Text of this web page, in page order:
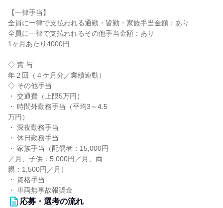
【一律手当】
全員に一律で支払われる通勤・皆勤・家族手当金額：あり
全員に一律で支払われるその他手当金額：あり
1ヶ月あたり4000円
◇ 賞 与
年２回（４ケ月分／業績連動）
◇ その他手当
・ 交通費（上限5万円）
・ 時間外勤務手当（平均3～4.5
万円）
・ 深夜勤務手当
・ 休日勤務手当
・ 家族手当（配偶者：15,000円
／月、子供：5,000円／月、両
親：1,500円／月）
・ 資格手当
・ 車両無事故報奨金
応募・選考の流れ